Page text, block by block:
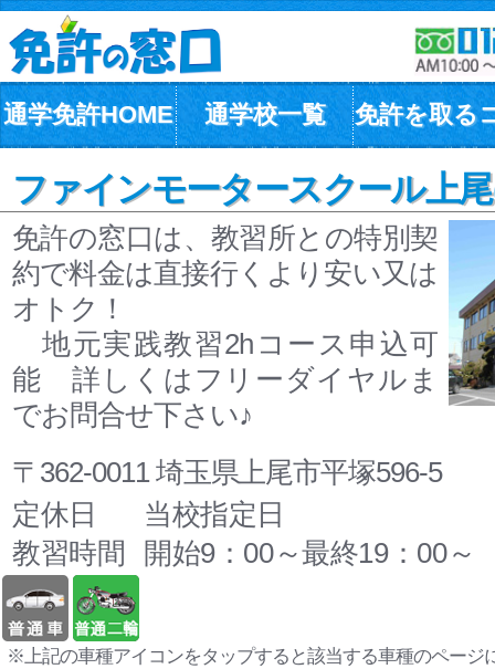
通学免許HOME 通学校一覧 免許を取る
ファインモータースクール上
免許の窓口は、教習所との特別契
約で料金は直接行くより安い又は
オトク！
地元実践教習2hコース申込可
能 詳しくはフリーダイヤルま
でお問合せ下さい♪
〒362-0011 埼玉県上尾市平塚596-5
定休日
当校指定日
教習時間
開始9：00～最終19：00～
※上記の車種アイコンをタップすると該当する車種のページ